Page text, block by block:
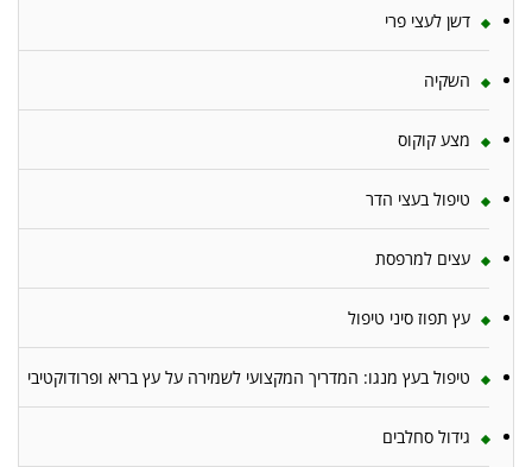
דשן לעצי פרי
השקיה
מצע קוקוס
טיפול בעצי הדר
עצים למרפסת
עץ תפוז סיני טיפול
טיפול בעץ מנגו: המדריך המקצועי לשמירה על עץ בריא ופרודוקטיבי
גידול סחלבים